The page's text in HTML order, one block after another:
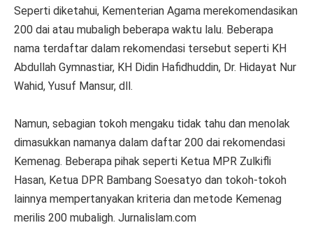
Seperti diketahui, Kementerian Agama merekomendasikan
200 dai atau mubaligh beberapa waktu lalu. Beberapa
nama terdaftar dalam rekomendasi tersebut seperti KH
Abdullah Gymnastiar, KH Didin Hafidhuddin, Dr. Hidayat Nur
Wahid, Yusuf Mansur, dll.
Namun, sebagian tokoh mengaku tidak tahu dan menolak
dimasukkan namanya dalam daftar 200 dai rekomendasi
Kemenag. Beberapa pihak seperti Ketua MPR Zulkifli
Hasan, Ketua DPR Bambang Soesatyo dan tokoh-tokoh
lainnya mempertanyakan kriteria dan metode Kemenag
merilis 200 mubaligh. Jurnalislam.com